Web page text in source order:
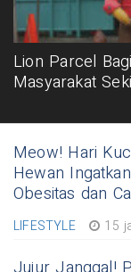
Lion Parcel
Masyarakat
Meow! Hari
Hewan
Obesitas dan
LIFESTYLE 15